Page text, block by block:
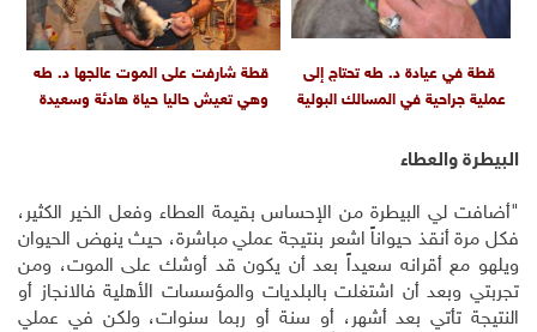
قطة في عيادة د. طه تحتاج إلى
عملية جراحية في المسالك البولية
قطة شارفت على الموت عالجها د. طه
وهي تعيش حاليا حياة هادئة وسعيدة
البيطرة والعطاء
"أضافت لي البيطرة من الإحساس بقيمة العطاء وفعل الخير الكثير،
فكل مرة أنقذ حيواناً اشعر بنتيجة عملي مباشرة، حيث ينهض الحيوان
ويلهو مع أقرانه سعيداً بعد أن يكون قد أوشك على الموت، ومن
تجربتي وبعد أن اشتغلت بالبلديات والمؤسسات الأهلية فالانجاز أو
النتيجة تأتي بعد أشهر، أو سنة أو ربما سنوات، ولكن في عملي